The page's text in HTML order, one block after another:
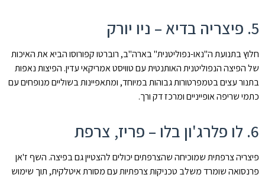
5. פיצריה בדיא – ניו יורק
חלוץ בתנועת ה"נאו-נפוליטנית" בארה"ב, רוברטו קפורוסו הביא את האיכות
של הפיצה הנפוליטנית האותנטית עם טוויסט אמריקאי עדין. הפיצות נאפות
בתנור עצים בטמפרטורות גבוהות במיוחד, ומתאפיינות בשוליים מנופחים עם
כתמי שריפה אופייניים ומרכז דק ורך.
6. לו פלרג'ון בלו – פריז, צרפת
פיצריה צרפתית שמוכיחה שהצרפתים יכולים להצטיין גם בפיצה. השף ז'אן
פרנסואה שומרד משלב טכניקות צרפתיות עם מסורת איטלקית, תוך שימוש